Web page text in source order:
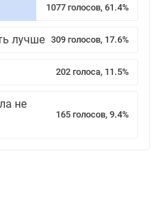
1077 голосов, 61.4%
лучше 309 голосов, 17.6%
202 голоса, 11.5%
не
165 голосов, 9.4%